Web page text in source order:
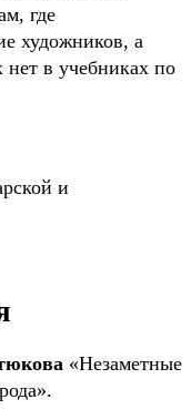
где
художников, а
в учебниках по
и
«Незаметные